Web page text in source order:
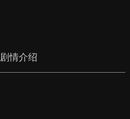
剧情介绍